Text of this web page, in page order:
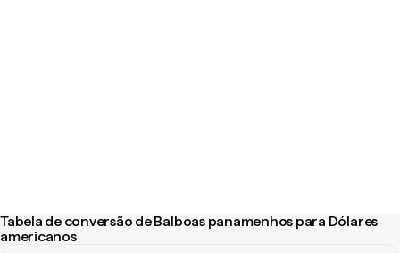
Tabela de conversão de Balboas panamenhos para Dólares
americanos